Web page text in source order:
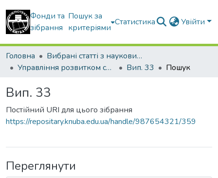
Фонди та
зібрання
Пошук за
критеріями
Статистика Увійти
Головна
Вибрані статті з наукових збірників КНУБА
Управління розвитком складних систем
Вип. 33 Пошук
Вип. 33
Постійний URI для цього зібрання
https://repositary.knuba.edu.ua/handle/987654321/359
Переглянути